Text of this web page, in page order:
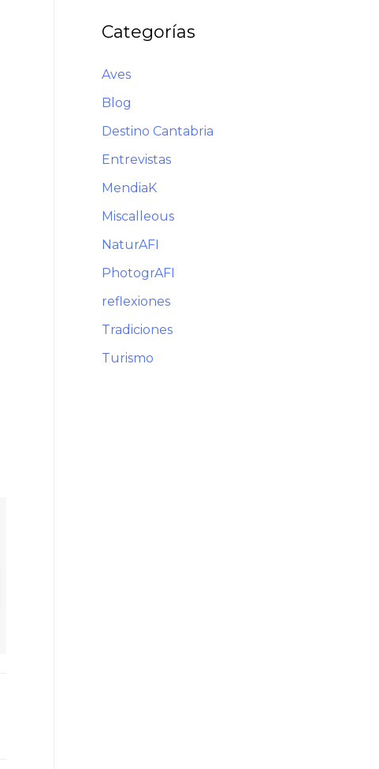
Categorías
Aves
Blog
Destino Cantabria
Entrevistas
MendiaK
Miscalleous
NaturAFI
PhotogrAFI
reflexiones
Tradiciones
Turismo